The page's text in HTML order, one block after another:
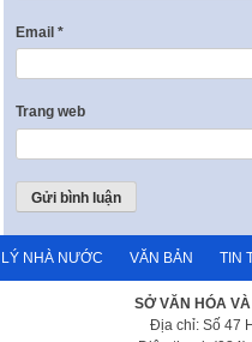
Email *
Trang web
NHÀ NƯỚC VĂN BẢN TIN
SỞ VĂN HÓA
Địa chỉ: Số 47